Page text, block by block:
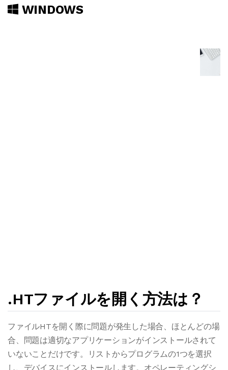
WINDOWS
.HTファイルを開く方法は？
ファイルHTを開く際に問題が発生した場合、ほとんどの場
合、問題は適切なアプリケーションがインストールされて
いないことだけです。リストからプログラムの1つを選択
し、デバイスにインストールします。オペレーティングシ